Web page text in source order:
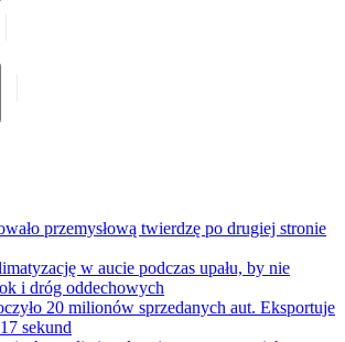
przemysłową twierdzę po drugiej stronie
w aucie podczas upału, by nie
i dróg oddechowych
20 milionów sprzedanych aut. Eksportuje
sekund